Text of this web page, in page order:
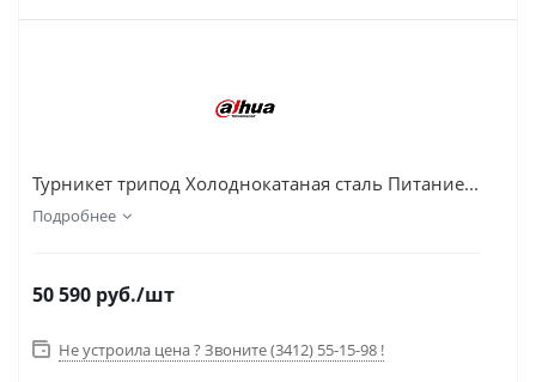
Турникет трипод Холоднокатаная сталь Питание...
Подробнее
50 590 руб./шт
Не устроила цена ? Звоните (3412) 55-15-98 !